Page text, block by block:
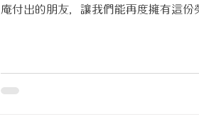
庵付出的朋友，讓我們能再度擁有這份